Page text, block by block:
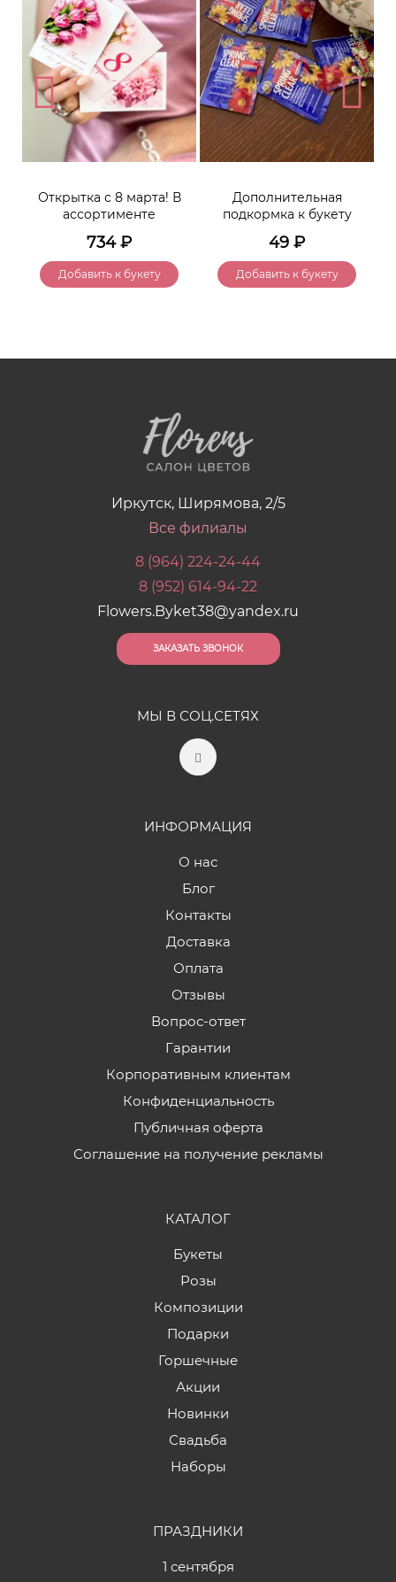
Открытка с 8 марта! В
ассортименте
734₽
Добавить к букету
Дополнительная
подкормка к букету
49 ₽
Добавить к букету
Иркутск, Ширямова, 2/5
Все филиалы
8 (964) 224-24-44
8 (952) 614-94-22
Flowers.Byket38@yandex.ru
ЗАКАЗАТЬ ЗВОНОК
МЫ В СОЦ.СЕТЯХ
ИНФОРМАЦИЯ
О нас
Блог
Контакты
Доставка
Оплата
Отзывы
Вопрос-ответ
Гарантии
Корпоративным клиентам
Конфиденциальность
Публичная оферта
Соглашение на получение рекламы
КАТАЛОГ
Букеты
Розы
Композиции
Подарки
Горшечные
Акции
Новинки
Свадьба
Наборы
ПРАЗДНИКИ
1 сентября